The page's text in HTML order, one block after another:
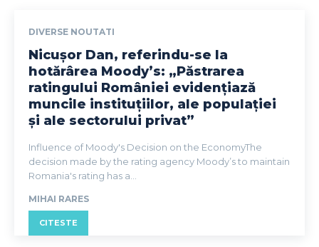
DIVERSE NOUTATI
Nicușor Dan, referindu-se la
hotărârea Moody’s: „Păstrarea
ratingului României evidențiază
muncile instituțiilor, ale populației
și ale sectorului privat”
Influence of Moody's Decision on the EconomyThe
decision made by the rating agency Moody’s to maintain
Romania's rating has a...
MIHAI RARES
CITESTE